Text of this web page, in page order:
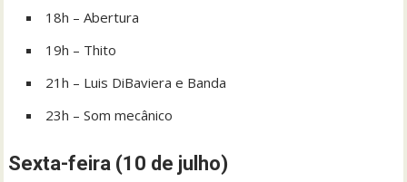
18h – Abertura
19h – Thito
21h – Luis DiBaviera e Banda
23h – Som mecânico
Sexta-feira (10 de julho)